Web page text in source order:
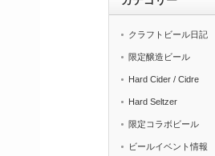
クラフトビール日記
限定醸造ビール
Hard Cider / Cidre
Hard Seltzer
限定コラボビール
ビールイベント情報